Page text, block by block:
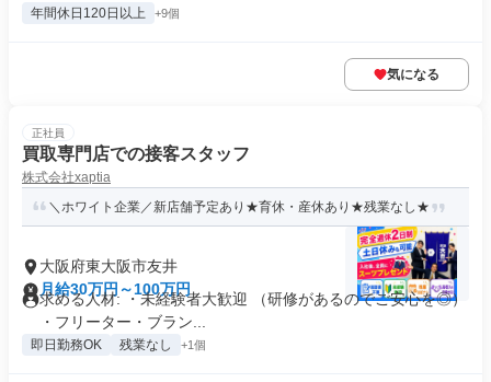
年間休日120日以上 +9個
気になる
正社員
買取専門店での接客スタッフ
株式会社xaptia
＼ホワイト企業／新店舗予定あり★育休・産休あり★残業なし★
大阪府東大阪市友井
月給30万円～100万円
求める人材: ・未経験者大歓迎 （研修があるのでご安心を◎）
・フリーター・ブラン...
即日勤務OK 残業なし +1個